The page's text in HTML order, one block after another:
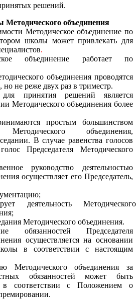
решений.
Методического объединения
Методическое объединение по
школы может привлекать для
.
объединение работает по
объединения проводятся
не реже двух раз в триместр.
принятия решений является
Методического объединения более
простым большинством
объединения,
В случае равенства голосов
Председателя Методического
руководство деятельностью
осуществляет его Председатель,
деятельность Методического
Методического объединения.
обязанностей Председателя
осуществляется на основании
в соответствии с настоящим
Методического объединения за
обязанностей может быть
в соответствии с Положением о